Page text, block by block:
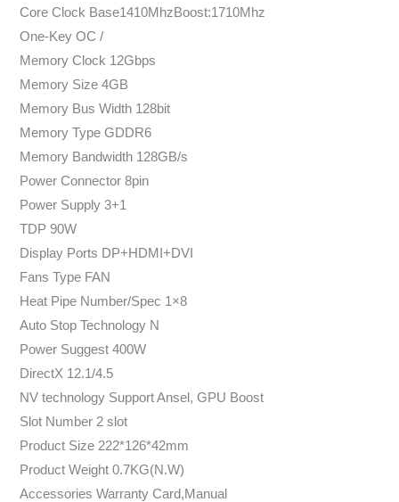
Core Clock Base1410MhzBoost:1710Mhz
One-Key OC /
Memory Clock 12Gbps
Memory Size 4GB
Memory Bus Width 128bit
Memory Type GDDR6
Memory Bandwidth 128GB/s
Power Connector 8pin
Power Supply 3+1
TDP 90W
Display Ports DP+HDMI+DVI
Fans Type FAN
Heat Pipe Number/Spec 1×8
Auto Stop Technology N
Power Suggest 400W
DirectX 12.1/4.5
NV technology Support Ansel, GPU Boost
Slot Number 2 slot
Product Size 222*126*42mm
Product Weight 0.7KG(N.W)
Accessories Warranty Card,Manual